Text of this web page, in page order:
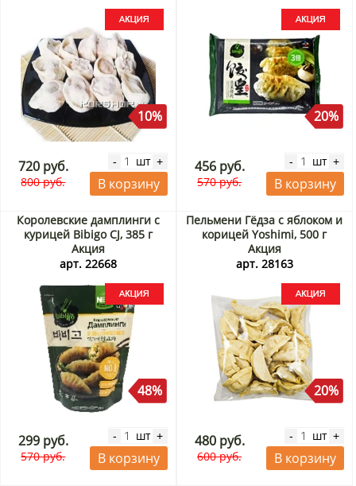
10%
720 руб.
800 руб.
- шт +
В корзину
20%
456 руб.
570 руб.
- шт +
В корзину
Королевские дамплинги с
курицей Bibigo CJ, 385 г
Акция
арт. 22668
48%
299 руб.
570 руб.
- шт +
В корзину
Пельмени Гёдза с яблоком и
корицей Yoshimi, 500 г
Акция
арт. 28163
20%
480 руб.
600 руб.
- шт +
В корзину